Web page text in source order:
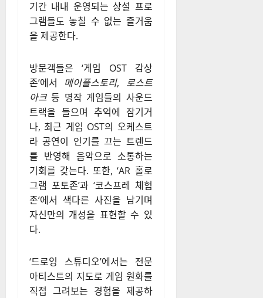
기간 내내 운영되는 상설 프로
그램들도 놓칠 수 없는 즐거움
을 제공한다.
방문객들은 ‘게임 OST 감상
존’에서 메이플스토리, 로스트
아크 등 명작 게임들의 사운드
트랙을 들으며 추억에 잠기거
나, 최근 게임 OST의 오케스트
라 공연이 인기를 끄는 트렌드
를 반영해 음악으로 소통하는
기회를 갖는다. 또한, ‘AR 홀로
그램 포토존’과 ‘코스프레 체험
존’에서 색다른 사진을 남기며
자신만의 개성을 표현할 수 있
다.
‘드로잉 스튜디오’에서는 전문
아티스트의 지도로 게임 원화를
직접 그려보는 경험을 제공하